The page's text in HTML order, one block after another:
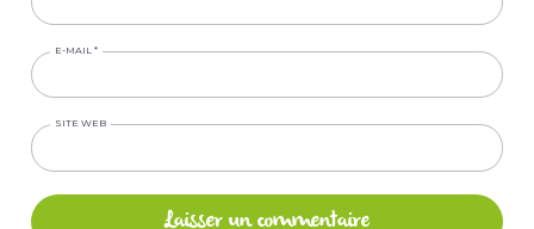
E-MAIL *
SITE WEB